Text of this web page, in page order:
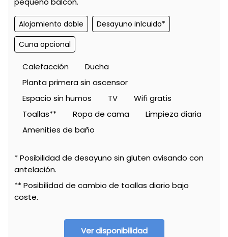
Alojamiento doble
Desayuno inlcuido*
Cuna opcional
Calefacción
Ducha
Planta primera sin ascensor
Espacio sin humos
TV
Wifi gratis
Toallas**
Ropa de cama
Limpieza diaria
Amenities de baño
* Posibilidad de desayuno sin gluten avisando con
antelación.
** Posibilidad de cambio de toallas diario bajo
coste.
Ver disponibilidad